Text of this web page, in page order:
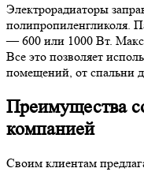
Электрорадиаторы
полипропиленгликоля.
— 600 или 1000 Вт.
Все это позволяет
помещений, от спальни
Преимущества
компанией
Своим клиентам